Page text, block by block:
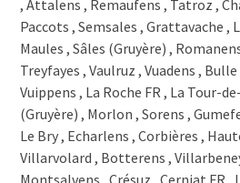
1722 Bourguillon
1721 Misery
1721 Courtion
1721 Cournillens
1721 Cormérod
1720 Corminboeuf
1720 Chésopelloz
1719 Zumholz